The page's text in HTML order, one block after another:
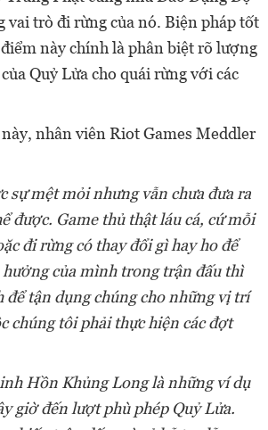
vai trò đi rừng của nó. Biện pháp tốt
này chính là phân biệt rõ lượng
Quỷ Lửa cho quái rừng với các
này, nhân viên Riot Games Meddler
sự mệt mỏi nhưng vẫn chưa đưa ra
được. Game thủ thật láu cá, cứ mỗi
đi rừng có thay đổi gì hay ho để
của mình trong trận đấu thì
để tận dụng chúng cho những vị trí
chúng tôi phải thực hiện các đợt
Hồn Khủng Long là những ví dụ
giờ đến lượt phù phép Quỷ Lửa.